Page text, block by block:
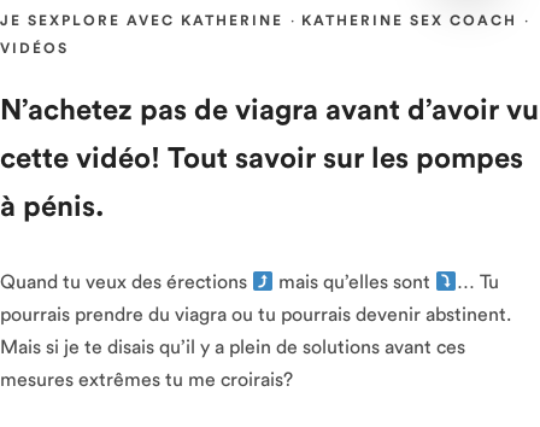
JE SEXPLORE AVEC KATHERINE · KATHERINE SEX COACH
·
VIDÉOS
N’achetez pas de viagra avant d’avoir vu
cette vidéo! Tout savoir sur les pompes
à pénis.
Quand tu veux des érections mais qu’elles sont
… Tu
pourrais prendre du viagra ou tu pourrais devenir abstinent.
Mais si je te disais qu’il y a plein de solutions avant ces
mesures extrêmes tu me croirais?